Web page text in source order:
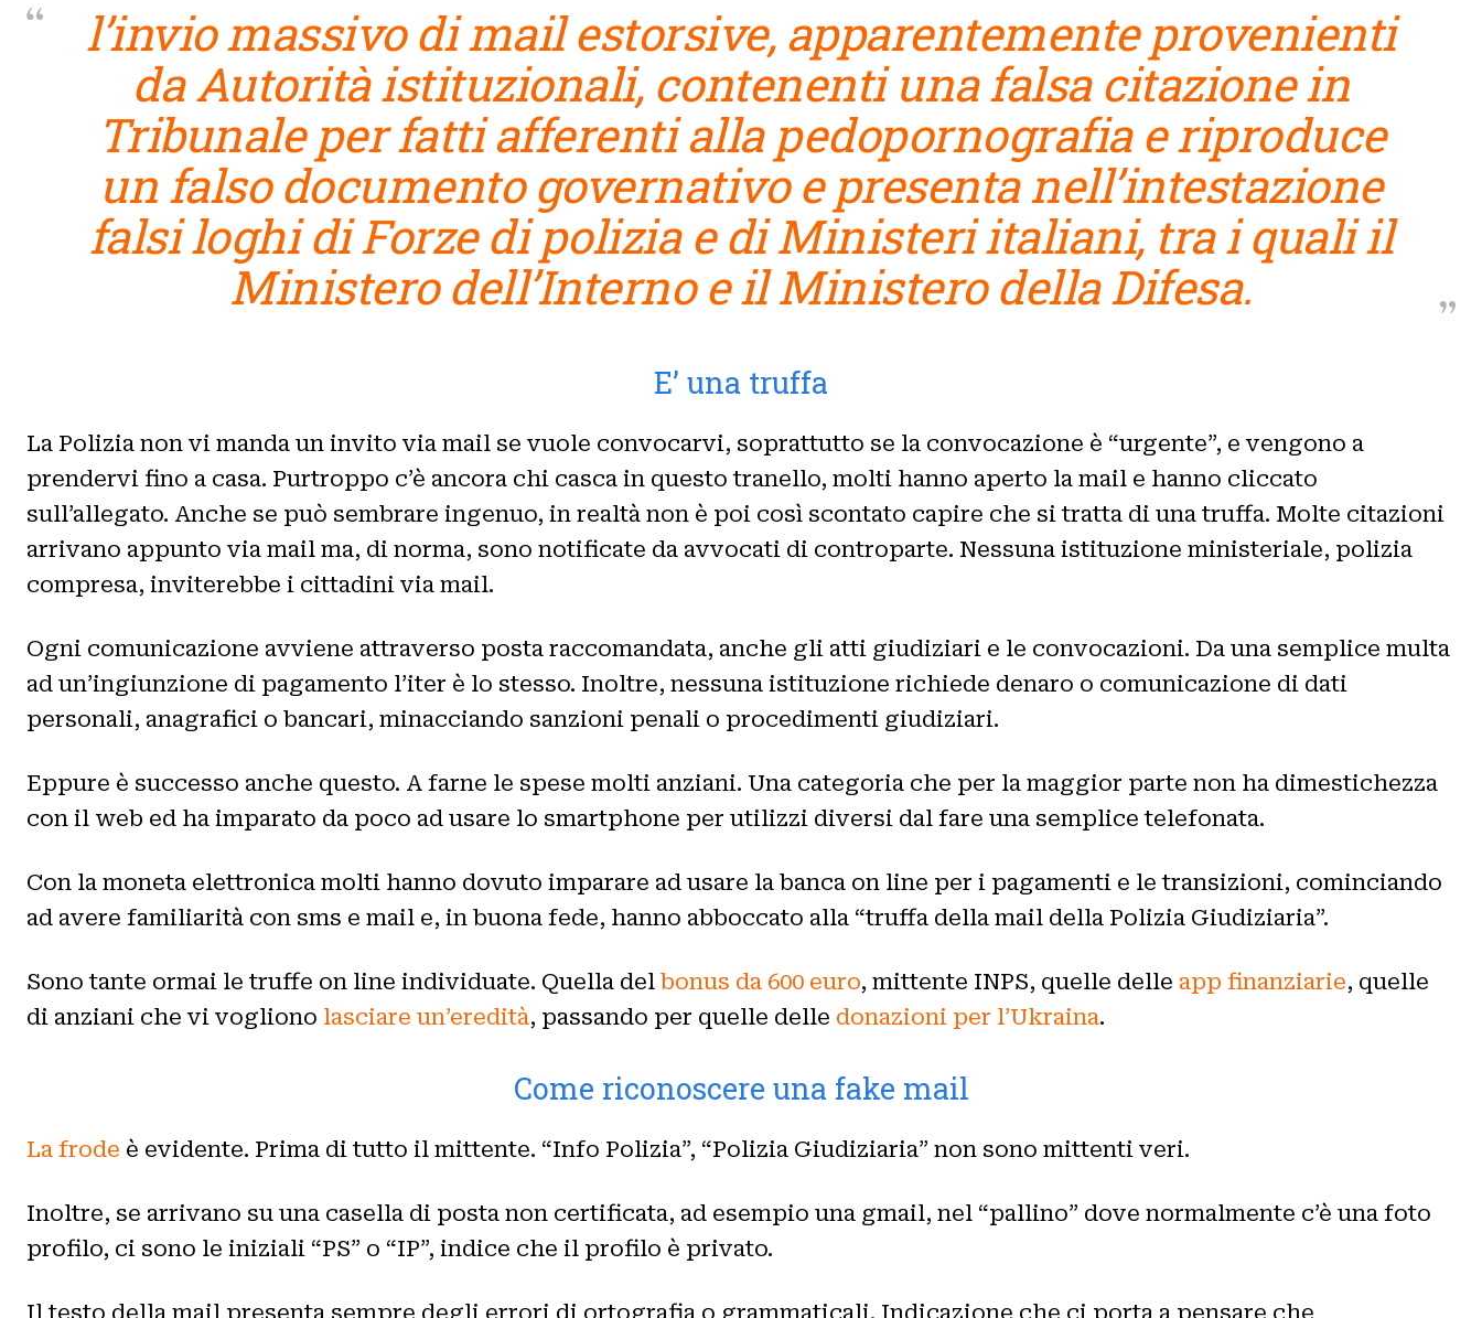
l’invio massivo di mail estorsive, apparentemente provenienti
da Autorità istituzionali, contenenti una falsa citazione in
Tribunale per fatti afferenti alla pedopornografia e riproduce
un falso documento governativo e presenta nell’intestazione
falsi loghi di Forze di polizia e di Ministeri italiani, tra i quali il
Ministero dell’Interno e il Ministero della Difesa.
E’ una truffa
La Polizia non vi manda un invito via mail se vuole convocarvi, soprattutto se la convocazione è “urgente”, e vengono a
prendervi fino a casa. Purtroppo c’è ancora chi casca in questo tranello, molti hanno aperto la mail e hanno cliccato
sull’allegato. Anche se può sembrare ingenuo, in realtà non è poi così scontato capire che si tratta di una truffa. Molte citazioni
arrivano appunto via mail ma, di norma, sono notificate da avvocati di controparte. Nessuna istituzione ministeriale, polizia
compresa, inviterebbe i cittadini via mail.
Ogni comunicazione avviene attraverso posta raccomandata, anche gli atti giudiziari e le convocazioni. Da una semplice multa
ad un’ingiunzione di pagamento l’iter è lo stesso. Inoltre, nessuna istituzione richiede denaro o comunicazione di dati
personali, anagrafici o bancari, minacciando sanzioni penali o procedimenti giudiziari.
Eppure è successo anche questo. A farne le spese molti anziani. Una categoria che per la maggior parte non ha dimestichezza
con il web ed ha imparato da poco ad usare lo smartphone per utilizzi diversi dal fare una semplice telefonata.
Con la moneta elettronica molti hanno dovuto imparare ad usare la banca on line per i pagamenti e le transizioni, cominciando
ad avere familiarità con sms e mail e, in buona fede, hanno abboccato alla “truffa della mail della Polizia Giudiziaria”.
Sono tante ormai le truffe on line individuate. Quella del bonus da 600 euro, mittente INPS, quelle delle app finanziarie, quelle
di anziani che vi vogliono lasciare un’eredità, passando per quelle delle donazioni per l’Ukraina.
Come riconoscere una fake mail
La frode è evidente. Prima di tutto il mittente. “Info Polizia”, “Polizia Giudiziaria” non sono mittenti veri.
Inoltre, se arrivano su una casella di posta non certificata, ad esempio una gmail, nel “pallino” dove normalmente c’è una foto
profilo, ci sono le iniziali “PS” o “IP”, indice che il profilo è privato.
Il testo della mail presenta sempre degli errori di ortografia o grammaticali. Indicazione che ci porta a pensare che